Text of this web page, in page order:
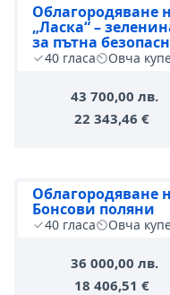
Облагородяване
„Ласка“ –
за пътна
40 гласа Овча
43 700,00 лв.
22 343,46 €
Облагородяване
Бонсови поляни
40 гласа Овча
36 000,00 лв.
18 406,51 €